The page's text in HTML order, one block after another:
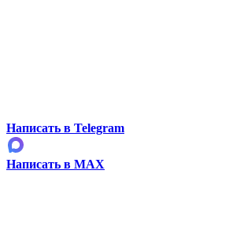
Написать в Telegram
Написать в MAX